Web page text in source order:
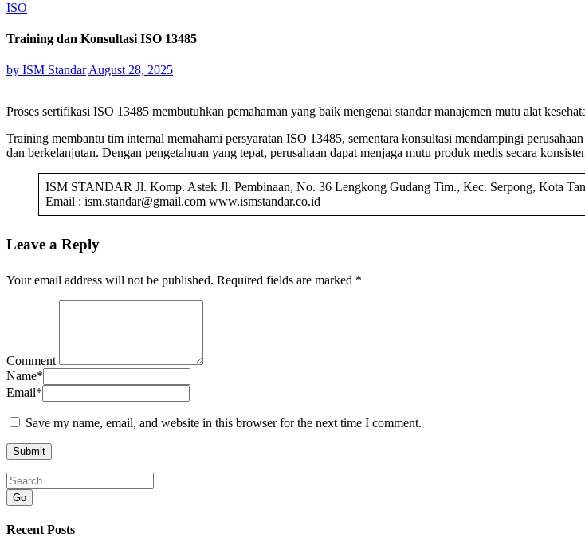
ISO
Training dan Konsultasi ISO 13485
by ISM Standar August 28, 2025
Proses sertifikasi ISO 13485 membutuhkan pemahaman yang baik mengenai standar manajemen mutu alat
Training membantu tim internal memahami persyaratan ISO 13485, sementara konsultasi mendampingi
dan berkelanjutan. Dengan pengetahuan yang tepat, perusahaan dapat menjaga mutu produk medis secara
ISM STANDAR Jl. Komp. Astek Jl. Pembinaan, No. 36 Lengkong Gudang Tim., Kec. Serpong, Kota
Email : ism.standar@gmail.com www.ismstandar.co.id
Leave a Reply
Your email address will not be published. Required fields are marked *
Comment
Name*
Email*
Save my name, email, and website in this browser for the next time I comment.
Go
Recent Posts